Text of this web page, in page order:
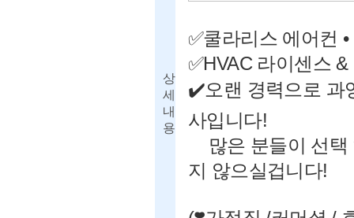
상
세
내
용
✅쿨라리스 에어컨
✅HVAC 라이센스
✔️오랜 경력으로 과
사입니다!
많은 분들이 선택
지 않으실겁니다!